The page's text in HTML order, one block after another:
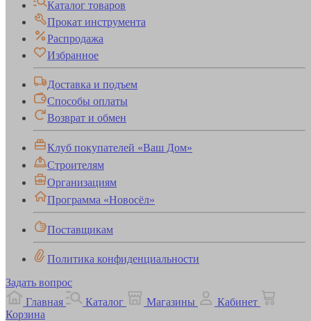
Каталог товаров
Прокат инструмента
Распродажа
Избранное
Доставка и подъем
Способы оплаты
Возврат и обмен
Клуб покупателей «Ваш Дом»
Строителям
Организациям
Программа «Новосёл»
Поставщикам
Политика конфиденциальности
Задать вопрос
Главная
Каталог Магазины
Кабинет
Корзина